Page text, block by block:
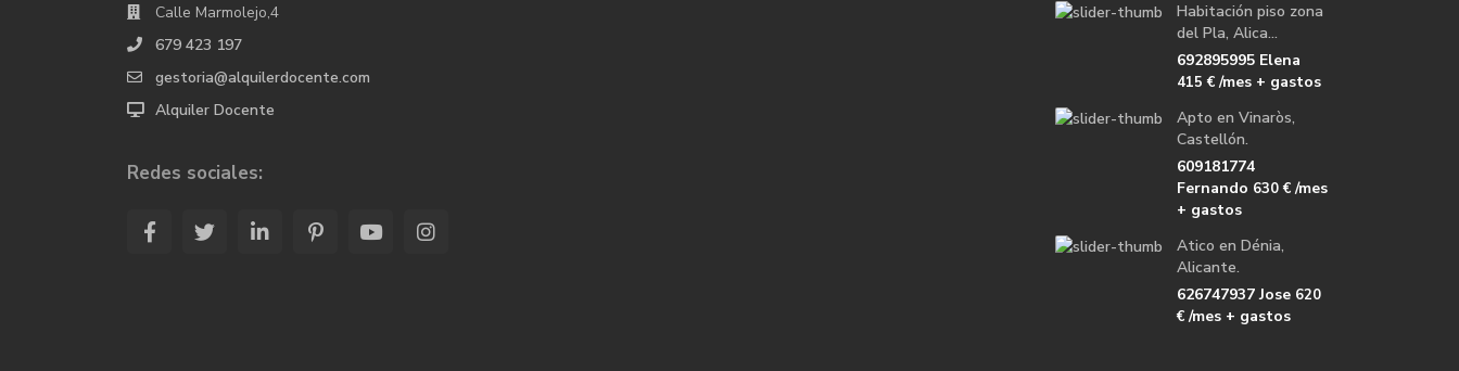
Calle Marmolejo,4
679 423 197
gestoria@alquilerdocente.com
Alquiler Docente
Redes sociales:
Habitación piso zona
del Pla, Alica...
692895995 Elena
415 €/mes + gastos
Apto en Vinaròs,
Castellón.
609181774
Fernando 630 €/mes
+ gastos
Atico en Dénia,
Alicante.
626747937 Jose 620
€/mes + gastos